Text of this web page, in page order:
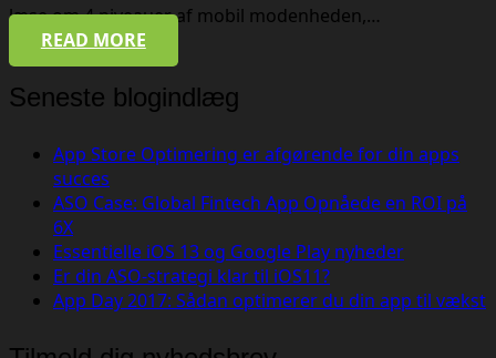
læse om 4 niveauer af mobil modenheden,…
READ MORE
Seneste blogindlæg
App Store Optimering er afgørende for din apps
succes
ASO Case: Global Fintech App Opnåede en ROI på
6X
Essentielle iOS 13 og Google Play nyheder
Er din ASO-strategi klar til iOS11?
App Day 2017: Sådan optimerer du din app til vækst